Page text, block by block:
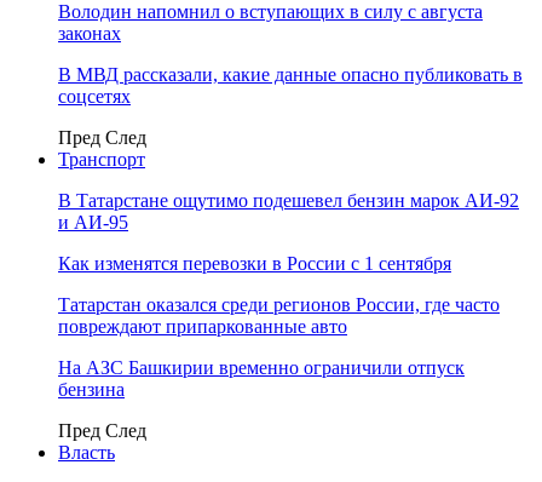
Володин напомнил о вступающих в силу с августа
законах
В МВД рассказали, какие данные опасно публиковать в
соцсетях
Пред След
Транспорт
В Татарстане ощутимо подешевел бензин марок АИ-92
и АИ-95
Как изменятся перевозки в России с 1 сентября
Татарстан оказался среди регионов России, где часто
повреждают припаркованные авто
На АЗС Башкирии временно ограничили отпуск
бензина
Пред След
Власть